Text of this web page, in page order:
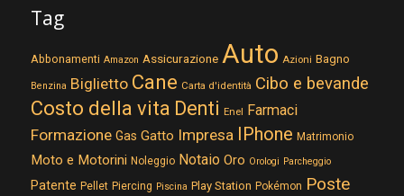
Tag
Abbonamenti Amazon Assicurazione Auto Azioni Bagno
Benzina Biglietto Cane Carta d'identità Cibo e bevande
Costo della vita Denti Enel Farmaci
Formazione Gas Gatto Impresa IPhone Matrimonio
Moto e Motorini Noleggio Notaio Oro Orologi Parcheggio
Patente Pellet Piercing Piscina Play Station Pokémon Poste